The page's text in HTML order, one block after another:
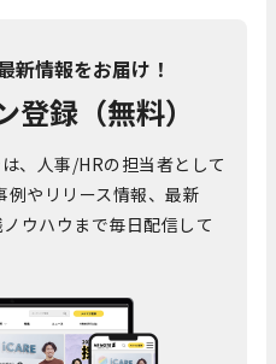
新情報をお届け！
録（無料）
、人事/HRの担当者として
例やリリース情報、最新
ウハウまで毎日配信して